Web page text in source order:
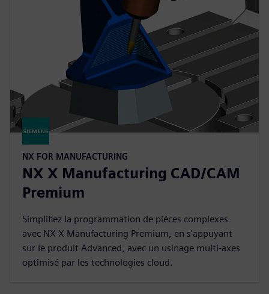
NX FOR MANUFACTURING
NX X Manufacturing CAD/CAM
Premium
Simplifiez la programmation de pièces complexes
avec NX X Manufacturing Premium, en s'appuyant
sur le produit Advanced, avec un usinage multi-axes
optimisé par les technologies cloud.